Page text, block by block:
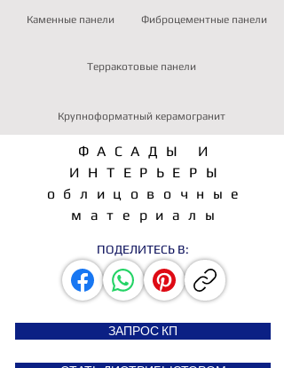
Каменные панели Фиброцементные панели
Терракотовые панели
Крупноформатный керамогранит
ФАСАДЫ И
ИНТЕРЬЕРЫ
облицовочные
материалы
ПОДЕЛИТЕСЬ В:
ЗАПРОС КП